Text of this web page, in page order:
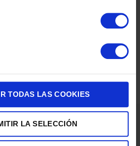
TODAS LAS COOKIES
LA SELECCIÓN
U5 DIG NAVI 25.9V MOTR.DIG FLEX
139,00€